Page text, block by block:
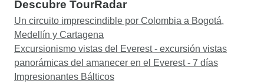
Descubre TourRadar
Un circuito imprescindible por Colombia a Bogotá,
Medellín y Cartagena
Excursionismo vistas del Everest - excursión vistas
panorámicas del amanecer en el Everest - 7 días
Impresionantes Bálticos